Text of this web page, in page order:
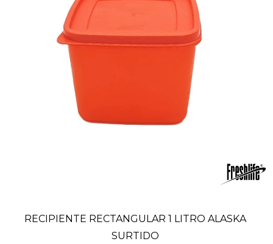
RECIPIENTE RECTANGULAR 1 LITRO ALASKA
SURTIDO